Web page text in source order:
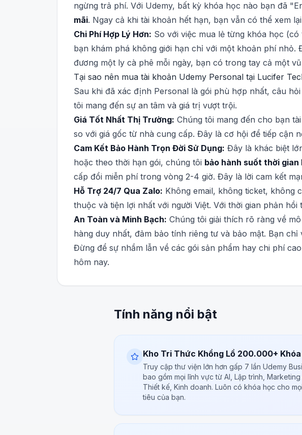
ngừng trả phí. Với Udemy, bất kỳ khóa học nào bạn đã
mãi. Ngay cả khi tài khoản hết hạn, bạn vẫn có thể xem
Chi Phí Hợp Lý Hơn: So với việc mua lẻ từng khóa học
bạn khám phá không giới hạn chỉ với một khoản phí
đương một ly cà phê mỗi ngày, bạn có trong tay cả một
Tại sao nên mua tài khoản Udemy Personal tại Lucifer
Sau khi đã xác định Personal là gói phù hợp nhất, câu
tôi mang đến sự an tâm và giá trị vượt trội.
Giá Tốt Nhất Thị Trường: Chúng tôi mang đến cho bạn
so với giá gốc từ nhà cung cấp. Đây là cơ hội để tiếp cận
Cam Kết Bảo Hành Trọn Đời Sử Dụng: Đây là khác biệt
hoặc theo thời hạn gói, chúng tôi bảo hành suốt thời gian
cấp đổi miễn phí trong vòng 2-4 giờ. Đây là lời cam kết
Hỗ Trợ 24/7 Qua Zalo: Không email, không ticket, không
thuộc và tiện lợi nhất với người Việt. Với thời gian phản
An Toàn và Minh Bạch: Chúng tôi giải thích rõ ràng về
hàng duy nhất, đảm bảo tính riêng tư và bảo mật. Bạn
Đừng để sự nhầm lẫn về các gói sản phẩm hay chi phí
hôm nay.
Tính năng nổi bật
Kho Tri Thức Khổng Lồ 200.000+
Truy cập thư viện lớn hơn gấp 7 lần Udemy
bao gồm mọi lĩnh vực từ AI, Lập trình, Marketing
Thiết kế, Kinh doanh. Luôn có khóa học cho
tiêu của bạn.